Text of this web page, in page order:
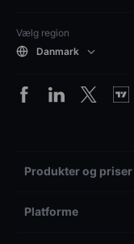
Vælg region
Danmark
Produkter og priser
Platforme